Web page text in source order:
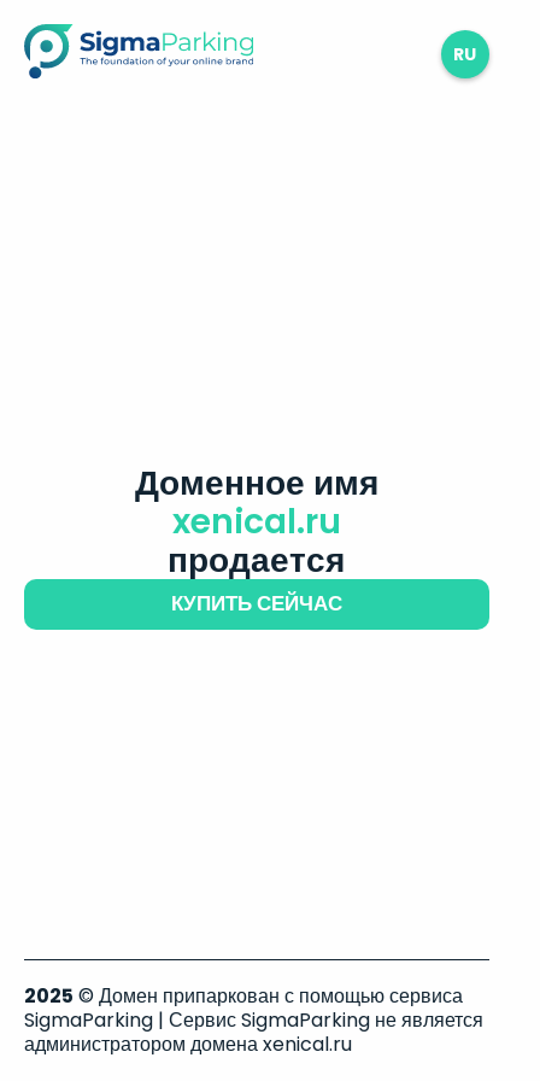
RU
Доменное имя
xenical.ru
продается
КУПИТЬ СЕЙЧАС
2025 © Домен припаркован с помощью сервиса
SigmaParking | Сервис SigmaParking не является
администратором домена xenical.ru